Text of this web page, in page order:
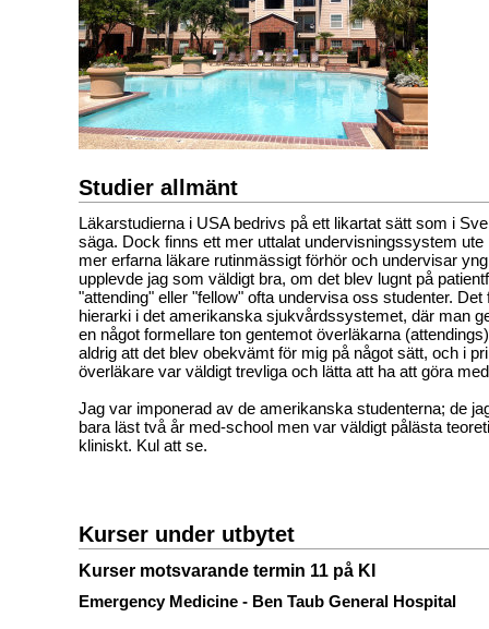
Studier allmänt
Läkarstudierna i USA bedrivs på ett likartat sätt som i
säga. Dock finns ett mer uttalat undervisningssystem ute
mer erfarna läkare rutinmässigt förhör och undervisar
upplevde jag som väldigt bra, om det blev lugnt på
"attending" eller "fellow" ofta undervisa oss studenter.
hierarki i det amerikanska sjukvårdssystemet, där man
en något formellare ton gentemot överläkarna
aldrig att det blev obekvämt för mig på något sätt, och i
överläkare var väldigt trevliga och lätta att ha att göra
Jag var imponerad av de amerikanska studenterna; de
bara läst två år med-school men var väldigt pålästa
kliniskt. Kul att se.
Kurser under utbytet
Kurser motsvarande termin 11 på KI
Emergency Medicine - Ben Taub General Hospital